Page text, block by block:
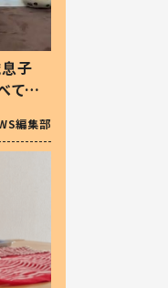
息子
てを
編集部